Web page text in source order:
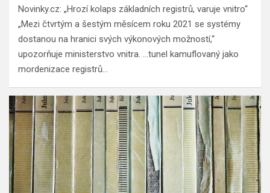
Novinky.cz: „Hrozí kolaps základních registrů, varuje vnitro“
„Mezi čtvrtým a šestým měsícem roku 2021 se systémy
dostanou na hranici svých výkonových možností,“
upozorňuje ministerstvo vnitra. …tunel kamuflovaný jako
mordenizace registrů…